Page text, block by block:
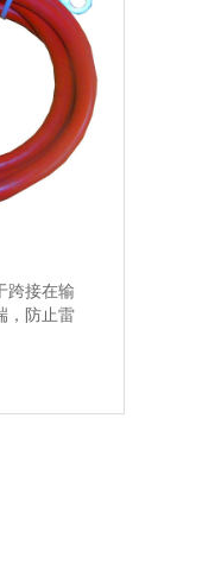
跨接在输
，防止雷